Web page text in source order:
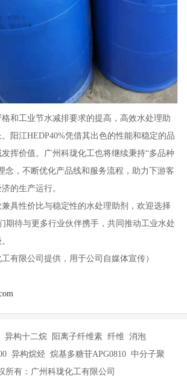
和工业节水减排要求的提高，高效水处理助
阳江HEDP40%凭借其出色的性能和稳定的品
挥价值。广州科珑化工也将继续秉持“多品种
念，不断优化产品线和服务流程，助力下游客
的生产运行。
具性价比与稳定性的水处理助剂，欢迎选择
期待与更多行业伙伴携手，共同推动工业水处
工有限公司提供，用于公司自媒体宣传）
异构十二烷 阳离子纤维素 纤维 消泡
异构烷烃 烷基多糖苷APG0810 中分子聚
所有：广州科珑化工有限公司